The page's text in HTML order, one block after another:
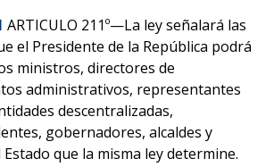
ARTICULO 211º—La ley señalará las
el Presidente de la República podrá
ministros, directores de
administrativos, representantes
descentralizadas,
gobernadores, alcaldes y
que la misma ley determine.